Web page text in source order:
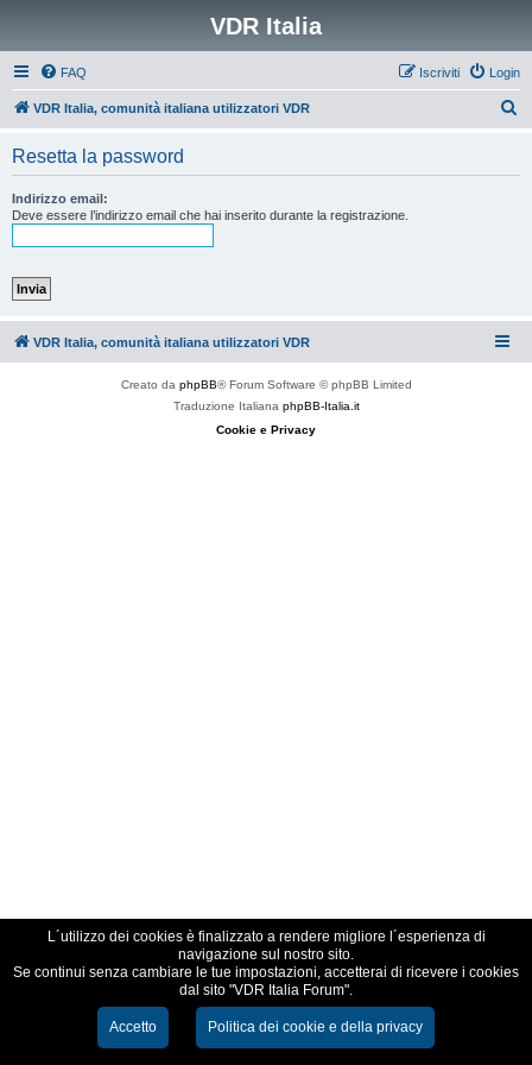
VDR Italia
FAQ Login
Iscriviti
VDR Italia, comunità italiana utilizzatori VDR
Resetta la password
Indirizzo email:
Deve essere l’indirizzo email che hai inserito durante la registrazione.
VDR Italia, comunità italiana utilizzatori VDR
Creato da phpBB® Forum Software © phpBB Limited
Traduzione Italiana phpBB-Italia.it
Cookie e Privacy
L´utilizzo dei cookies è finalizzato a rendere migliore l´esperienza di
navigazione sul nostro sito.
Se continui senza cambiare le tue impostazioni, accetterai di ricevere i cookies
dal sito "VDR Italia Forum".
Accetto Politica dei cookie e della privacy